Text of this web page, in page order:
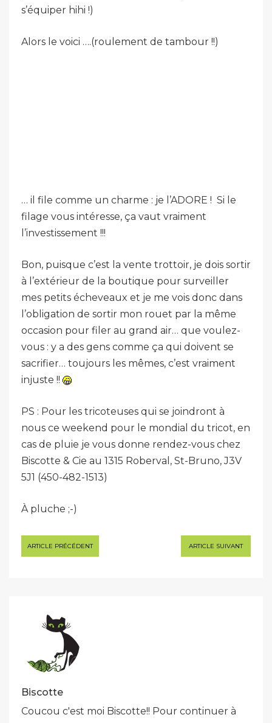
s’équiper hihi !)
Alors le voici ….(roulement de tambour !!)
… il file comme un charme : je l’ADORE ! Si le
filage vous intéresse, ça vaut vraiment
l’investissement !!!
Bon, puisque c’est la vente trottoir, je dois sortir
à l’extérieur de la boutique pour surveiller
mes petits écheveaux et je me vois donc dans
l’obligation de sortir mon rouet par la même
occasion pour filer au grand air… que voulez-
vous : y a des gens comme ça qui doivent se
sacrifier… toujours les mêmes, c’est vraiment
injuste !!
PS : Pour les tricoteuses qui se joindront à
nous ce weekend pour le mondial du tricot, en
cas de pluie je vous donne rendez-vous chez
Biscotte & Cie au 1315 Roberval, St-Bruno, J3V
5J1 (450-482-1513)
À pluche ;-)
Navigation
de
ARTICLE PRÉCÉDENT ARTICLE SUIVANT
Biscotte
Coucou c'est moi Biscotte!! Pour continuer à